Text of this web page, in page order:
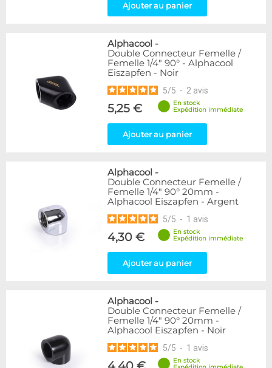
Ajouter au panier
Alphacool -
Double Connecteur Femelle /
Femelle 1/4" 90° - Alphacool
Eiszapfen - Noir
5/5 - 2 avis
5,25 €
En stock
Expédition immédiate
Ajouter au panier
Alphacool -
Double Connecteur Femelle /
Femelle 1/4" 90° 20mm -
Alphacool Eiszapfen - Argent
5/5 - 1 avis
4,30 €
En stock
Expédition immédiate
Ajouter au panier
Alphacool -
Double Connecteur Femelle /
Femelle 1/4" 90° 20mm -
Alphacool Eiszapfen - Noir
5/5 - 1 avis
En stock